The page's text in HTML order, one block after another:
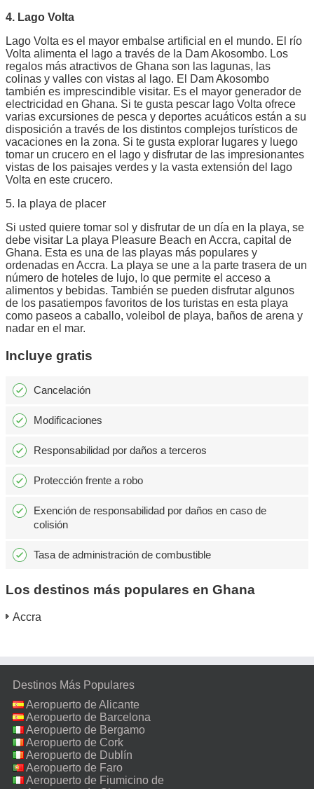
4. Lago Volta
Lago Volta es el mayor embalse artificial en el mundo. El río
Volta alimenta el lago a través de la Dam Akosombo. Los
regalos más atractivos de Ghana son las lagunas, las
colinas y valles con vistas al lago. El Dam Akosombo
también es imprescindible visitar. Es el mayor generador de
electricidad en Ghana. Si te gusta pescar lago Volta ofrece
varias excursiones de pesca y deportes acuáticos están a su
disposición a través de los distintos complejos turísticos de
vacaciones en la zona. Si te gusta explorar lugares y luego
tomar un crucero en el lago y disfrutar de las impresionantes
vistas de los paisajes verdes y la vasta extensión del lago
Volta en este crucero.
5. la playa de placer
Si usted quiere tomar sol y disfrutar de un día en la playa, se
debe visitar La playa Pleasure Beach en Accra, capital de
Ghana. Esta es una de las playas más populares y
ordenadas en Accra. La playa se une a la parte trasera de un
número de hoteles de lujo, lo que permite el acceso a
alimentos y bebidas. También se pueden disfrutar algunos
de los pasatiempos favoritos de los turistas en esta playa
como paseos a caballo, voleibol de playa, baños de arena y
nadar en el mar.
Incluye gratis
Cancelación
Modificaciones
Responsabilidad por daños a terceros
Protección frente a robo
Exención de responsabilidad por daños en caso de
colisión
Tasa de administración de combustible
Los destinos más populares en Ghana
Accra
Destinos Más Populares
Aeropuerto de Alicante
Aeropuerto de Barcelona
Aeropuerto de Bergamo
Aeropuerto de Cork
Aeropuerto de Dublín
Aeropuerto de Faro
Aeropuerto de Fiumicino de